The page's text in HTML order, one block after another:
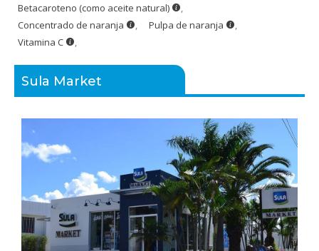
Betacaroteno (como aceite natural)
Concentrado de naranja
Pulpa de naranja
Vitamina C
Sula Market